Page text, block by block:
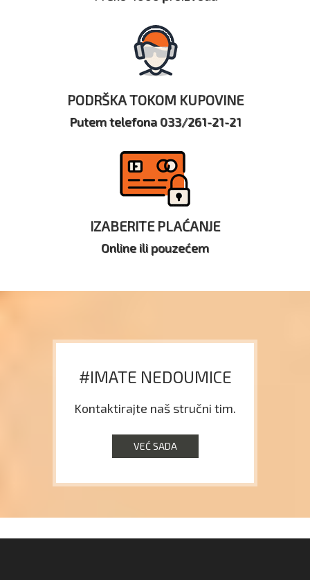
PODRŠKA TOKOM KUPOVINE
Putem telefona 033/261-21-21
IZABERITE PLAĆANJE
Online ili pouzećem
#IMATE NEDOUMICE
Kontaktirajte naš stručni tim.
VEĆ SADA